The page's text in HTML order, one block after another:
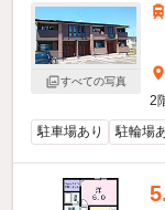
すべての写真
2
駐車場あり
駐輪場